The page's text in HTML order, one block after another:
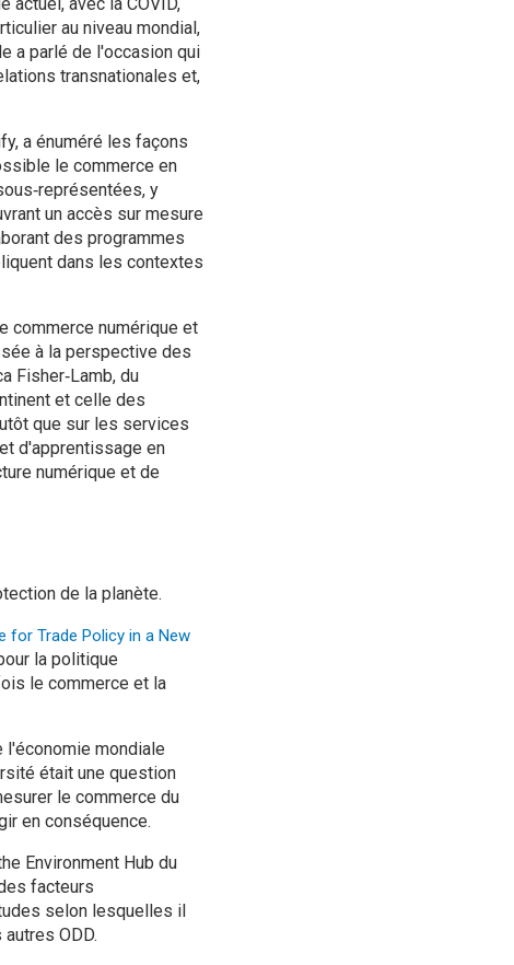
au niveau mondial,
a parlé de l'occasion qui
transnationales et,
a énuméré les façons
le commerce en
y
un accès sur mesure
des programmes
dans les contextes
commerce numérique et
à la perspective des
Fisher‑Lamb, du
et celle des
que sur les services
d'apprentissage en
numérique et de
de la planète.
for Trade Policy in a New
la politique
le commerce et la
l'économie mondiale
était une question
le commerce du
en conséquence.
Environment Hub du
facteurs
selon lesquelles il
ODD.